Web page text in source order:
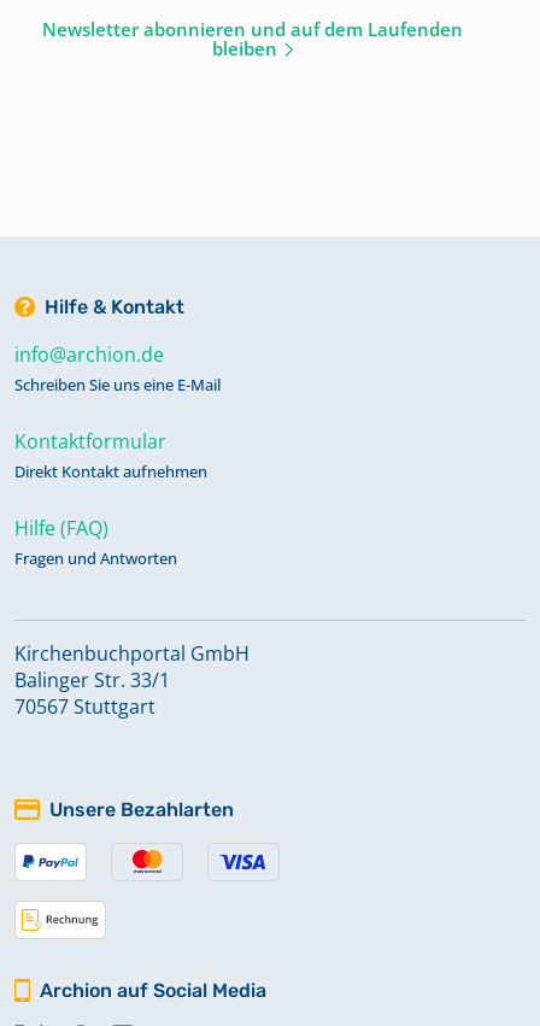
Newsletter abonnieren und auf dem Laufenden
bleiben
Hilfe & Kontakt
info@archion.de
Schreiben Sie uns eine E-Mail
Kontaktformular
Direkt Kontakt aufnehmen
Hilfe (FAQ)
Fragen und Antworten
Kirchenbuchportal GmbH
Balinger Str. 33/1
70567 Stuttgart
Unsere Bezahlarten
Archion auf Social Media